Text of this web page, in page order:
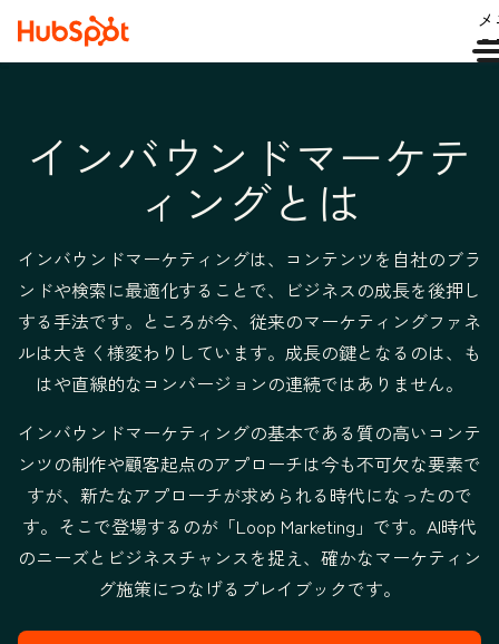
インバウンドマーケテ
ィングとは
インバウンドマーケティングは、コンテンツを自社のブラ
ンドや検索に最適化することで、ビジネスの成長を後押し
する手法です。ところが今、従来のマーケティングファネ
ルは大きく様変わりしています。成長の鍵となるのは、も
はや直線的なコンバージョンの連続ではありません。
インバウンドマーケティングの基本である質の高いコンテ
ンツの制作や顧客起点のアプローチは今も不可欠な要素で
すが、新たなアプローチが求められる時代になったので
す。そこで登場するのが「Loop Marketing」です。 AI時代
のニーズとビジネスチャンスを捉え、 確かなマーケティン
グ施策につなげるプレイブックです。